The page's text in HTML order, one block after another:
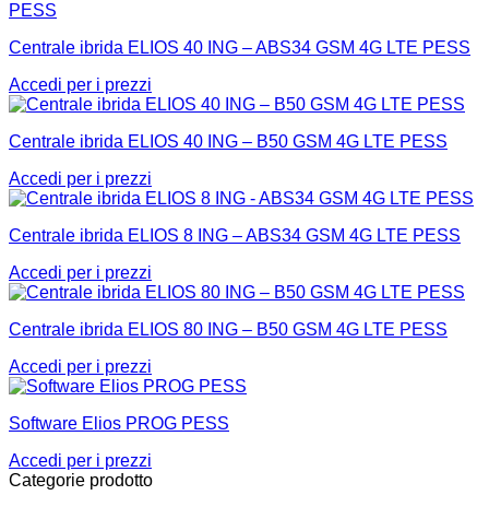
Centrale ibrida ELIOS 40 ING – ABS34 GSM 4G LTE PESS
Accedi per i prezzi
Centrale ibrida ELIOS 40 ING – B50 GSM 4G LTE PESS
Accedi per i prezzi
Centrale ibrida ELIOS 8 ING – ABS34 GSM 4G LTE PESS
Accedi per i prezzi
Centrale ibrida ELIOS 80 ING – B50 GSM 4G LTE PESS
Accedi per i prezzi
Software Elios PROG PESS
Accedi per i prezzi
Categorie prodotto